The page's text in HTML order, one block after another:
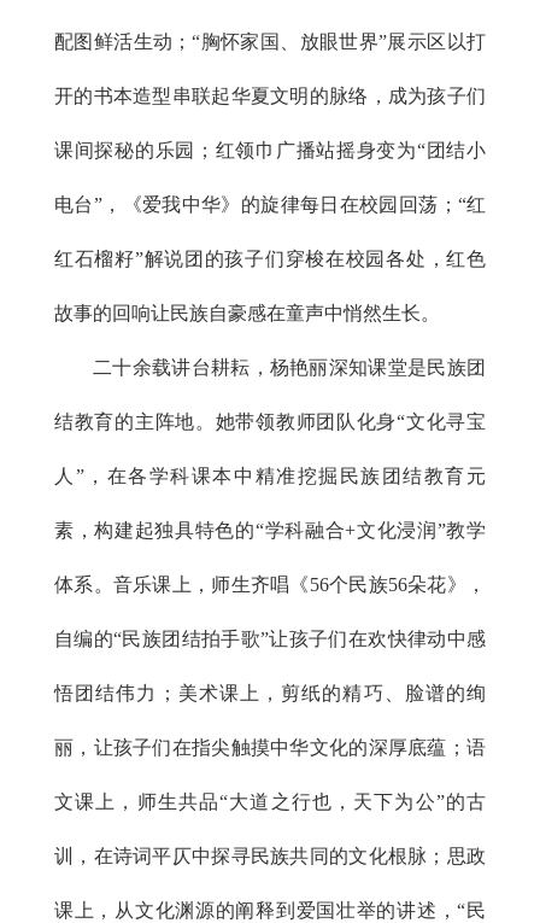
配图鲜活生动；“胸怀家国、放眼世界”展示区以打
开的书本造型串联起华夏文明的脉络，成为孩子们
课间探秘的乐园；红领巾广播站摇身变为“团结小
电台”，《爱我中华》的旋律每日在校园回荡；“红
红石榴籽”解说团的孩子们穿梭在校园各处，红色
故事的回响让民族自豪感在童声中悄然生长。
二十余载讲台耕耘，杨艳丽深知课堂是民族团
结教育的主阵地。她带领教师团队化身“文化寻宝
人”，在各学科课本中精准挖掘民族团结教育元
素，构建起独具特色的“学科融合+文化浸润”教学
体系。音乐课上，师生齐唱《56个民族56朵花》，
自编的“民族团结拍手歌”让孩子们在欢快律动中感
悟团结伟力；美术课上，剪纸的精巧、脸谱的绚
丽，让孩子们在指尖触摸中华文化的深厚底蕴；语
文课上，师生共品“大道之行也，天下为公”的古
训，在诗词平仄中探寻民族共同的文化根脉；思政
课上，从文化渊源的阐释到爱国壮举的讲述，“民